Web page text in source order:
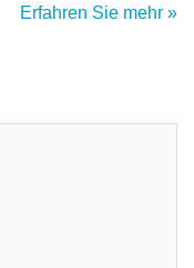
Erfahren Sie mehr »